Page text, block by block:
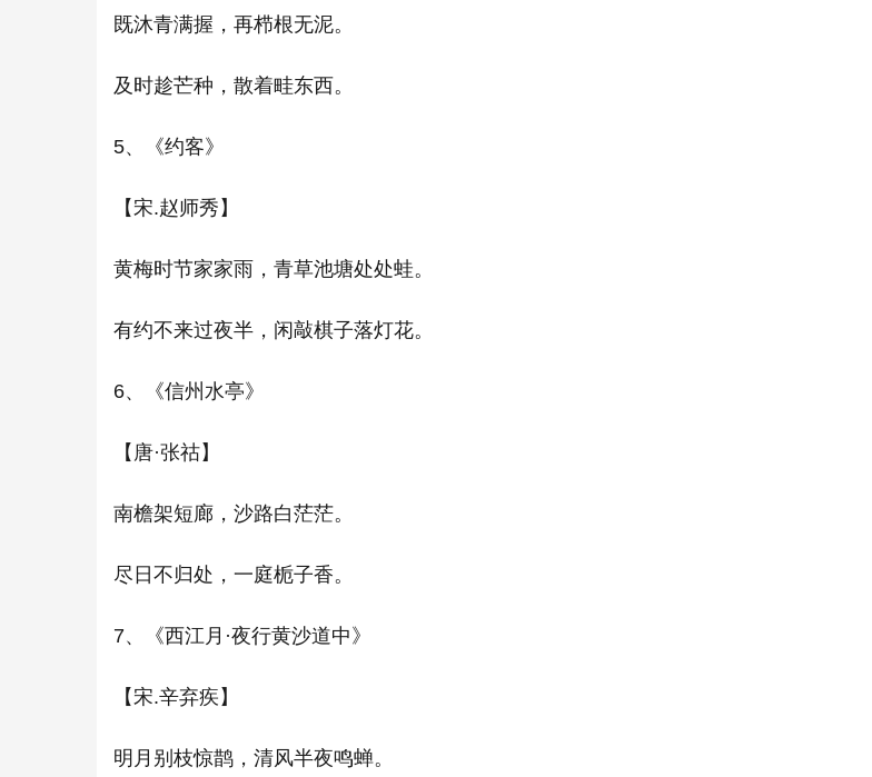
既沐青满握，再栉根无泥。
及时趁芒种，散着畦东西。
5、《约客》
【宋.赵师秀】
黄梅时节家家雨，青草池塘处处蛙。
有约不来过夜半，闲敲棋子落灯花。
6、《信州水亭》
【唐·张祜】
南檐架短廊，沙路白茫茫。
尽日不归处，一庭栀子香。
7、《西江月·夜行黄沙道中》
【宋.辛弃疾】
明月别枝惊鹊，清风半夜鸣蝉。